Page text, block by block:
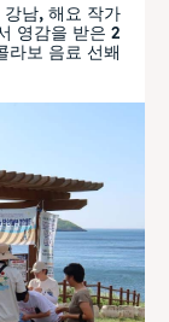
강남, 해요 작가
영감을 받은 2
라보 음료 선봬